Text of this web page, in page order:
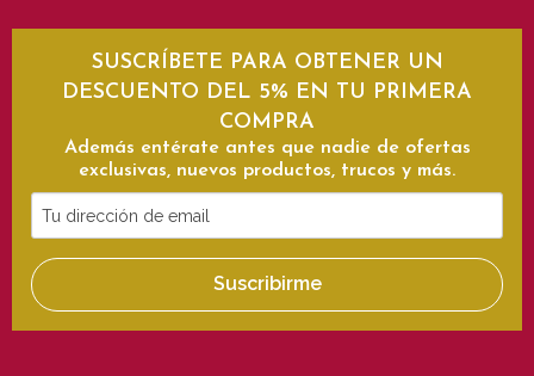
SUSCRÍBETE PARA OBTENER UN
DESCUENTO DEL 5% EN TU PRIMERA
COMPRA
Además entérate antes que nadie de ofertas
exclusivas, nuevos productos, trucos y más.
Tu
dirección
de
email
Suscribirme